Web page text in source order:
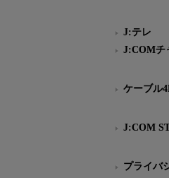
J:テレ
J:COMチ
ケーブル
J:COM
プライバ